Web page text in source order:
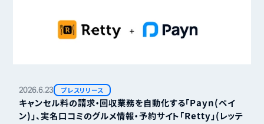
2026.6.23 プレスリリース
キャンセル料の請求・回収業務を自動化する「Payn（ペイ
ン）」、実名口コミのグルメ情報・予約サイト「Retty」（レッテ